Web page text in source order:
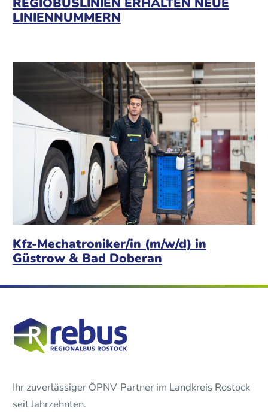
LINIENNUMMERN
Kfz-Mechatroniker/in (m/w/d) in
Güstrow & Bad Doberan
Ihr zuverlässiger ÖPNV-Partner im Landkreis Rostock
seit Jahrzehnten.